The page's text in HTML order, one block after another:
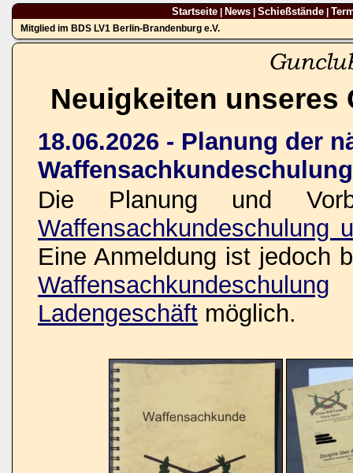
Startseite| News| Schießstände|
Mitglied im BDS LV1 Berlin-Brandenburg e.V.
Neuigkeiten unseres
18.06.2026 - Planung der
Die Planung und
Waffensachkundeschulung
Eine Anmeldung ist jedoch
Waffensachkundeschulung
Ladengeschäft möglich.